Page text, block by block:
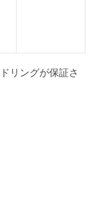
リングが保証さ